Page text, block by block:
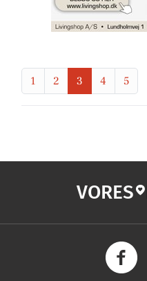
1 2 3 4 5
VORES